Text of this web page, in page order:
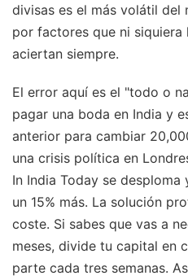
divisas es el más volátil del
por factores que ni
aciertan siempre.
El error aquí es el "todo o
pagar una boda en India y
anterior para cambiar
una crisis política en
In India Today se
un 15% más. La solución
coste. Si sabes que vas a
meses, divide tu capital en
parte cada tres semanas.